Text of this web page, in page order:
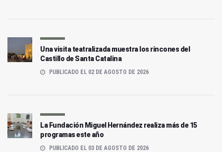
Una visita teatralizada muestra los rincones del
Castillo de Santa Catalina
PUBLICADO EL 02 DE AGOSTO DE 2026
La Fundación Miguel Hernández realiza más de 15
programas este año
PUBLICADO EL 03 DE AGOSTO DE 2026